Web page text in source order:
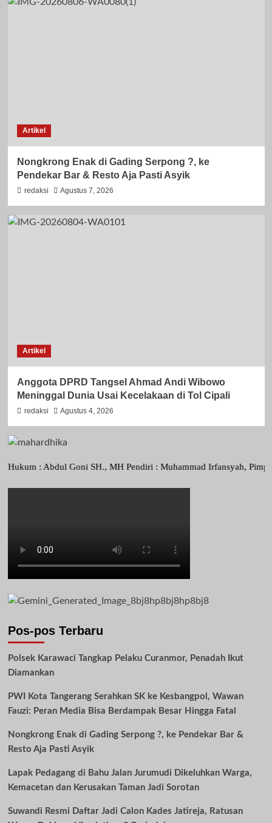
Artikel
Nongkrong Enak di Gading Serpong ?, ke
Pendekar Bar & Resto Aja Pasti Asyik
redaksi Agustus 7, 2026
Artikel
Anggota DPRD Tangsel Ahmad Andi Wibowo
Meninggal Dunia Usai Kecelakaan di Tol Cipali
redaksi Agustus 4, 2026
: Abdul Goni SH., MH Pendiri : Muhammad Irfansyah,
Pos-pos Terbaru
Polsek Karawaci Tangkap Pelaku Curanmor, Penadah Ikut
Diamankan
PWI Kota Tangerang Serahkan SK ke Kesbangpol, Wawan
Fauzi: Peran Media Bisa Berdampak Besar Hingga Fatal
Nongkrong Enak di Gading Serpong ?, ke Pendekar Bar &
Resto Aja Pasti Asyik
Lapak Pedagang di Bahu Jalan Jurumudi Dikeluhkan Warga,
Kemacetan dan Kerusakan Taman Jadi Sorotan
Suwandi Resmi Daftar Jadi Calon Kades Jatireja, Ratusan